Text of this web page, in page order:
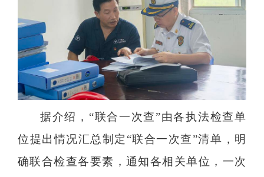
据介绍，“联合一次查”由各执法检查单
位提出情况汇总制定“联合一次查”清单，明
确联合检查各要素，通知各相关单位，一次